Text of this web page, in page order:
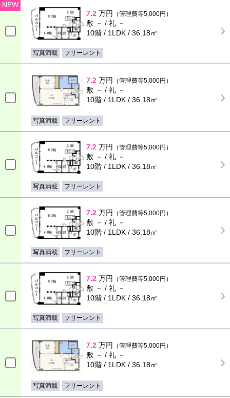
NEW
7.2 万円 （管理費等5,000円）
敷 － / 礼 －
10階 / 1LDK / 36.18㎡
写真満載 フリーレント
7.2 万円 （管理費等5,000円）
敷 － / 礼 －
10階 / 1LDK / 36.18㎡
写真満載 フリーレント
7.2 万円 （管理費等5,000円）
敷 － / 礼 －
10階 / 1LDK / 36.18㎡
写真満載 フリーレント
7.2 万円 （管理費等5,000円）
敷 － / 礼 －
10階 / 1LDK / 36.18㎡
写真満載 フリーレント
7.2 万円 （管理費等5,000円）
敷 － / 礼 －
10階 / 1LDK / 36.18㎡
写真満載 フリーレント
7.2 万円 （管理費等5,000円）
敷 － / 礼 －
10階 / 1LDK / 36.18㎡
写真満載 フリーレント